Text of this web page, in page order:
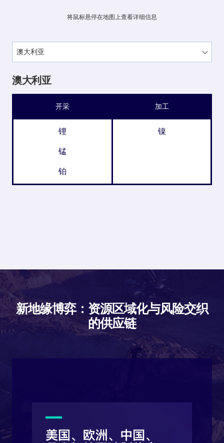
将鼠标悬停在地图上查看详细信息
澳大利亚
开采 加工
锂
锰
铂
镍
新地缘博弈：资源区域化与风险交织
的供应链